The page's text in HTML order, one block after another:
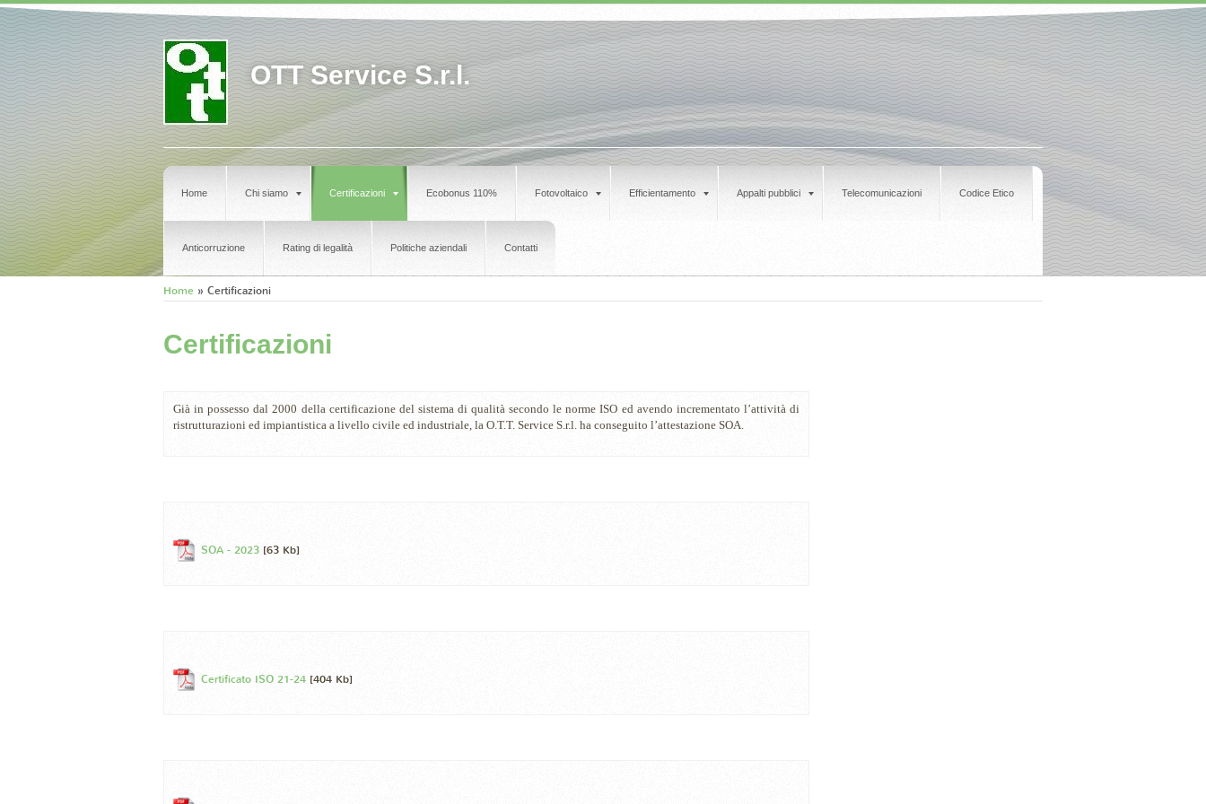
OTT Service S.r.l.
Home Chi siamo Certificazioni Ecobonus 110% Fotovoltaico Efficientamento Appalti pubblici Telecomunicazioni Codice Etico
Anticorruzione Rating di legalità Politiche aziendali Contatti
Home » Certificazioni
Certificazioni
Già in possesso dal 2000 della certificazione del sistema di qualità secondo le norme ISO ed avendo incrementato l’attività di
ristrutturazioni ed impiantistica a livello civile ed industriale, la O.T.T. Service S.r.l. ha conseguito l’attestazione SOA.
SOA - 2023 [63 Kb]
Certificato ISO 21-24 [404 Kb]